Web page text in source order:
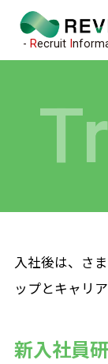
- Recruit
リバーを知る
トップメッセ
キーワードで
事業紹介
入社後は、さ
ップとキャリ
新入社員